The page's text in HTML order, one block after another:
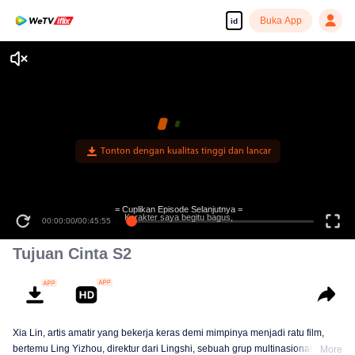
id Buka App
Tonton dengan kualitas tinggi dan lancar
00:00:00/00:45:55
= Cuplikan Episode Selanjutnya =
Karakter saya begitu bagus,
Tujuan Cinta S2
Xia Lin, artis amatir yang bekerja keras demi mimpinya menjadi ratu film,
bertemu Ling Yizhou, direktur dari Lingshi, sebuah grup multinasional yang
More